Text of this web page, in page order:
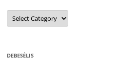
Kategorijos
DEBESĖLIS